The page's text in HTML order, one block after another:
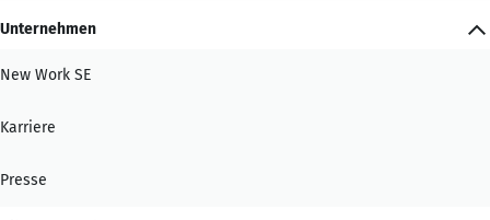
Unternehmen
New Work SE
Karriere
Presse